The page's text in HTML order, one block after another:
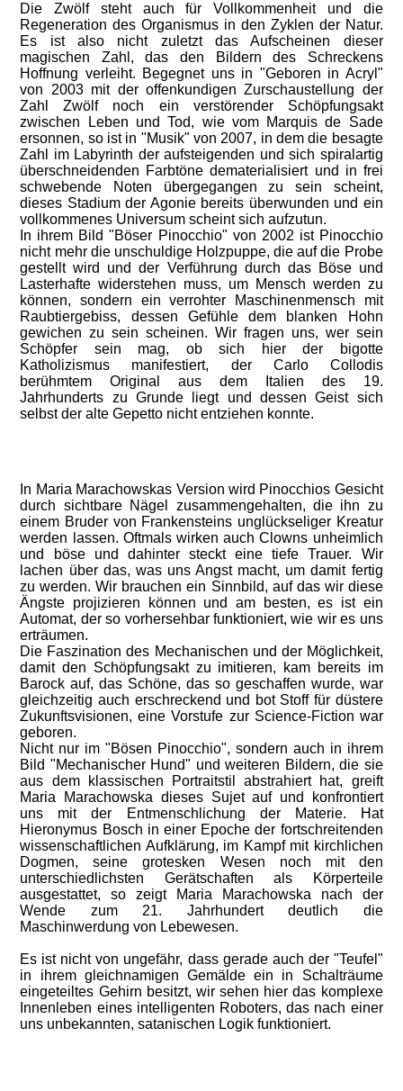
Die Zwölf steht auch für Vollkommenheit und die
Regeneration des Organismus in den Zyklen der Natur.
Es ist also nicht zuletzt das Aufscheinen dieser
magischen Zahl, das den Bildern des Schreckens
Hoffnung verleiht. Begegnet uns in "Geboren in Acryl"
von 2003 mit der offenkundigen Zurschaustellung der
Zahl Zwölf noch ein verstörender Schöpfungsakt
zwischen Leben und Tod, wie vom Marquis de Sade
ersonnen, so ist in "Musik" von 2007, in dem die besagte
Zahl im Labyrinth der aufsteigenden und sich spiralartig
überschneidenden Farbtöne dematerialisiert und in frei
schwebende Noten übergegangen zu sein scheint,
dieses Stadium der Agonie bereits überwunden und ein
vollkommenes Universum scheint sich aufzutun.
In ihrem Bild "Böser Pinocchio" von 2002 ist Pinocchio
nicht mehr die unschuldige Holzpuppe, die auf die Probe
gestellt wird und der Verführung durch das Böse und
Lasterhafte widerstehen muss, um Mensch werden zu
können, sondern ein verrohter Maschinenmensch mit
Raubtiergebiss, dessen Gefühle dem blanken Hohn
gewichen zu sein scheinen. Wir fragen uns, wer sein
Schöpfer sein mag, ob sich hier der bigotte
Katholizismus manifestiert, der Carlo Collodis
berühmtem Original aus dem Italien des 19.
Jahrhunderts zu Grunde liegt und dessen Geist sich
selbst der alte Gepetto nicht entziehen konnte.
In Maria Marachowskas Version wird Pinocchios Gesicht
durch sichtbare Nägel zusammengehalten, die ihn zu
einem Bruder von Frankensteins unglückseliger Kreatur
werden lassen. Oftmals wirken auch Clowns unheimlich
und böse und dahinter steckt eine tiefe Trauer. Wir
lachen über das, was uns Angst macht, um damit fertig
zu werden. Wir brauchen ein Sinnbild, auf das wir diese
Ängste projizieren können und am besten, es ist ein
Automat, der so vorhersehbar funktioniert, wie wir es uns
erträumen.
Die Faszination des Mechanischen und der Möglichkeit,
damit den Schöpfungsakt zu imitieren, kam bereits im
Barock auf, das Schöne, das so geschaffen wurde, war
gleichzeitig auch erschreckend und bot Stoff für düstere
Zukunftsvisionen, eine Vorstufe zur Science-Fiction war
geboren.
Nicht nur im "Bösen Pinocchio", sondern auch in ihrem
Bild "Mechanischer Hund" und weiteren Bildern, die sie
aus dem klassischen Portraitstil abstrahiert hat, greift
Maria Marachowska dieses Sujet auf und konfrontiert
uns mit der Entmenschlichung der Materie. Hat
Hieronymus Bosch in einer Epoche der fortschreitenden
wissenschaftlichen Aufklärung, im Kampf mit kirchlichen
Dogmen, seine grotesken Wesen noch mit den
unterschiedlichsten Gerätschaften als Körperteile
ausgestattet, so zeigt Maria Marachowska nach der
Wende zum 21. Jahrhundert deutlich die
Maschinwerdung von Lebewesen.
Es ist nicht von ungefähr, dass gerade auch der "Teufel"
in ihrem gleichnamigen Gemälde ein in Schalträume
eingeteiltes Gehirn besitzt, wir sehen hier das komplexe
Innenleben eines intelligenten Roboters, das nach einer
uns unbekannten, satanischen Logik funktioniert.